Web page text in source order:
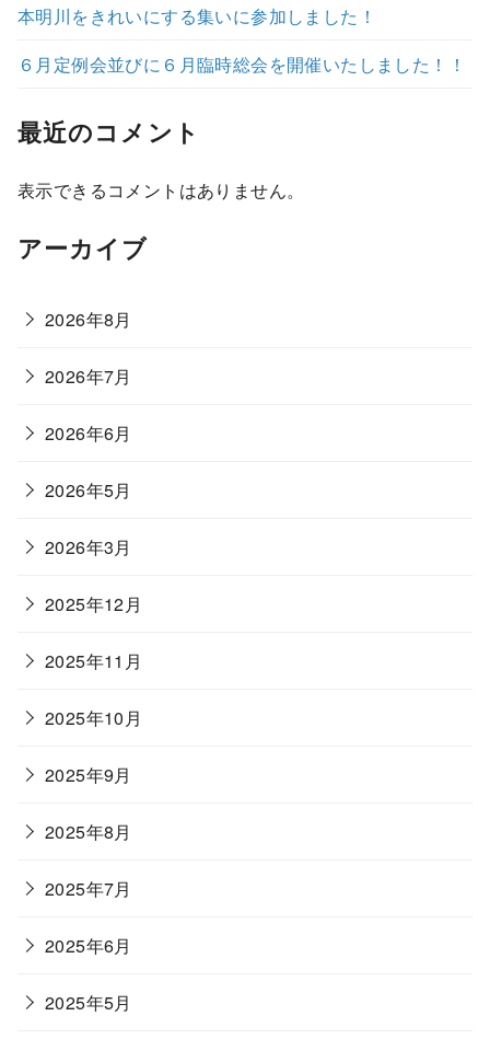
本明川をきれいにする集いに参加しました！
６月定例会並びに６月臨時総会を開催いたしました！！
最近のコメント
表示できるコメントはありません。
アーカイブ
2026年8月
2026年7月
2026年6月
2026年5月
2026年3月
2025年12月
2025年11月
2025年10月
2025年9月
2025年8月
2025年7月
2025年6月
2025年5月